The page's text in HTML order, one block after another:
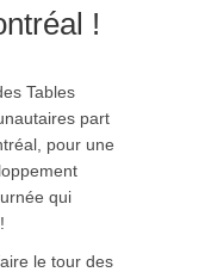
!
Tables
part
pour une
qui
le tour des